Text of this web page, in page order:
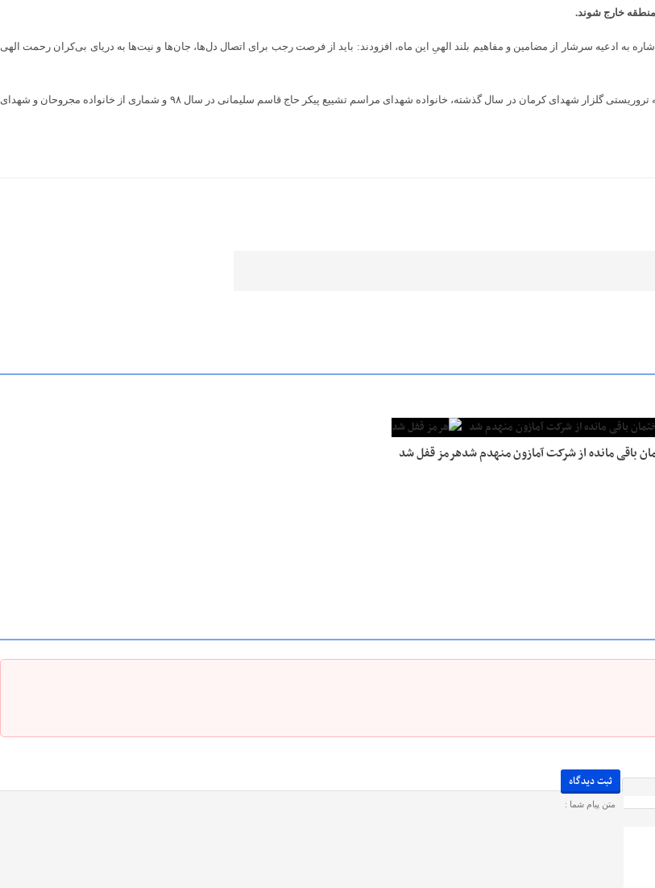
منطقه خارج شوند.
به ادعیه سرشار از مضامین و مفاهیم بلند الهیِ این ماه، افزودند: باید از فرصت رجب برای اتصال دل‌ها، جان‌ها و نیت‌ها به دریای بی‌کران رحمت الهی
در این دیدار، خانواده سردار سلیمانی، جمعی از خانواده‌های شهدای مدافع حرم، خانواده شهدای حادثه تروریستی گلزار شهدای کرمان در سال گذشته، خانواده شهدای مراسم تشییع پیکر حاج قاسم سلیمانی در سال ۹۸ و شماری از خانواده مجروحان و شهدای
باقی مانده از شرکت آمازون منهدم شدهرمز قفل شد